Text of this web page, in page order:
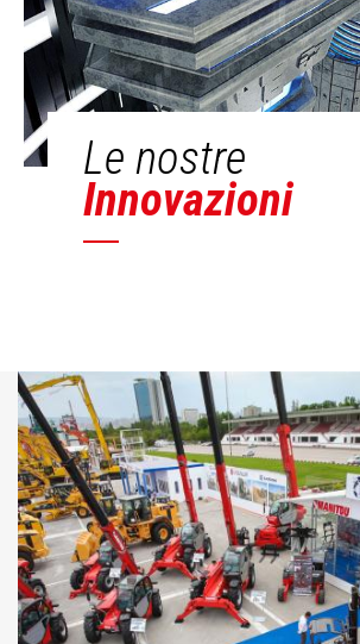
Le nostre
Innovazioni